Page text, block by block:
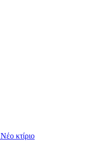
Νέο κτίριο